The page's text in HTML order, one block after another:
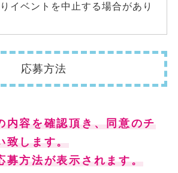
イベントを中止する場合があり
応募方法
内容を確認頂き、同意のチ
致します。
募方法が表示されます。